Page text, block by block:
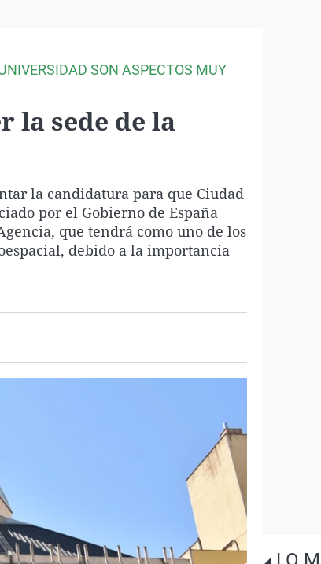
SON ASPECTOS MUY
la sede de la
la candidatura para que Ciudad
por el Gobierno de España
que tendrá como uno de los
debido a la importancia